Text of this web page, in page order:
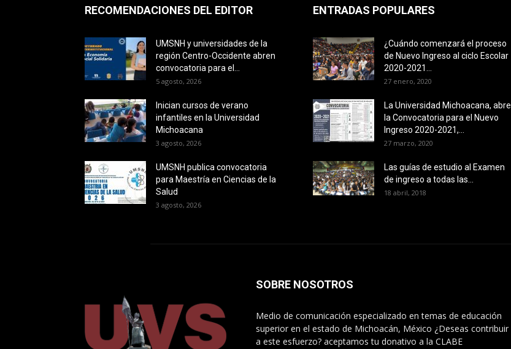
RECOMENDACIONES DEL EDITOR
UMSNH y universidades de la
región Centro-Occidente abren
convocatoria para el...
5 agosto, 2026
Inician cursos de verano
infantiles en la Universidad
Michoacana
3 agosto, 2026
UMSNH publica convocatoria
para Maestría en Ciencias de la
Salud
3 agosto, 2026
ENTRADAS POPULARES
¿Cuándo comenzará el proceso
de Nuevo Ingreso al ciclo Escolar
2020-2021...
27 enero, 2020
La Universidad Michoacana, abre
la Convocatoria para el Nuevo
Ingreso 2020-2021,...
27 marzo, 2020
Las guías de estudio al Examen
de ingreso a todas las...
18 abril, 2018
SOBRE NOSOTROS
Medio de comunicación especializado en temas de educación
superior en el estado de Michoacán, México ¿Deseas contribuir
a este esfuerzo? aceptamos tu donativo a la CLABE